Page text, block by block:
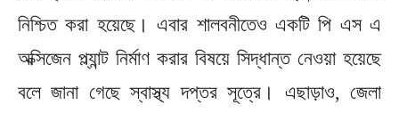
নিশ্চিত করা হয়েছে। এবার শালবনীতেও একটি পি এস এ
অক্সিজেন প্ল্যান্ট নির্মাণ করার বিষয়ে সিদ্ধান্ত নেওয়া হয়েছে
বলে জানা গেছে স্বাস্থ্য দপ্তর সূত্রে। এছাড়াও, জেলা